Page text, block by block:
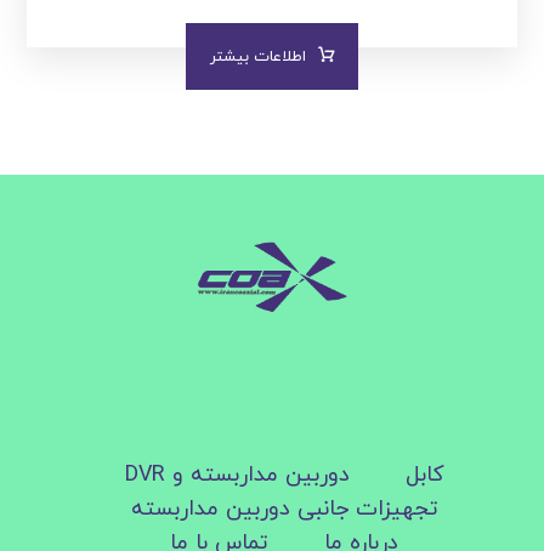
اطلاعات بیشتر
کابل
دوربین مداربسته و DVR
تجهیزات جانبی دوربین مداربسته
درباره ما
تماس با ما